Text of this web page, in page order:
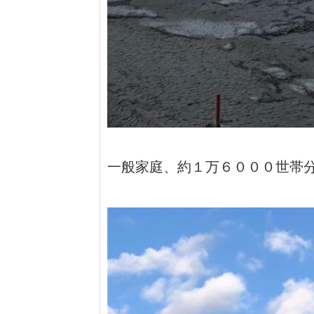
一般家庭、約１万６０００世帯